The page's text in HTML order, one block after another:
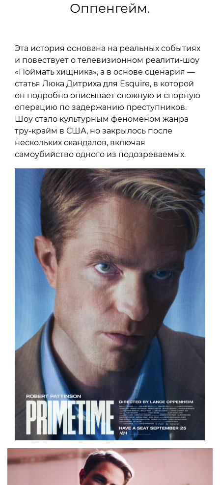
Оппенгейм.
Эта история основана на реальных событиях
и повествует о телевизионном реалити-шоу
«Поймать хищника», а в основе сценария —
статья Люка Дитриха для Esquire, в которой
он подробно описывает сложную и спорную
операцию по задержанию преступников.
Шоу стало культурным феноменом жанра
тру-крайм в США, но закрылось после
нескольких скандалов, включая
самоубийство одного из подозреваемых.